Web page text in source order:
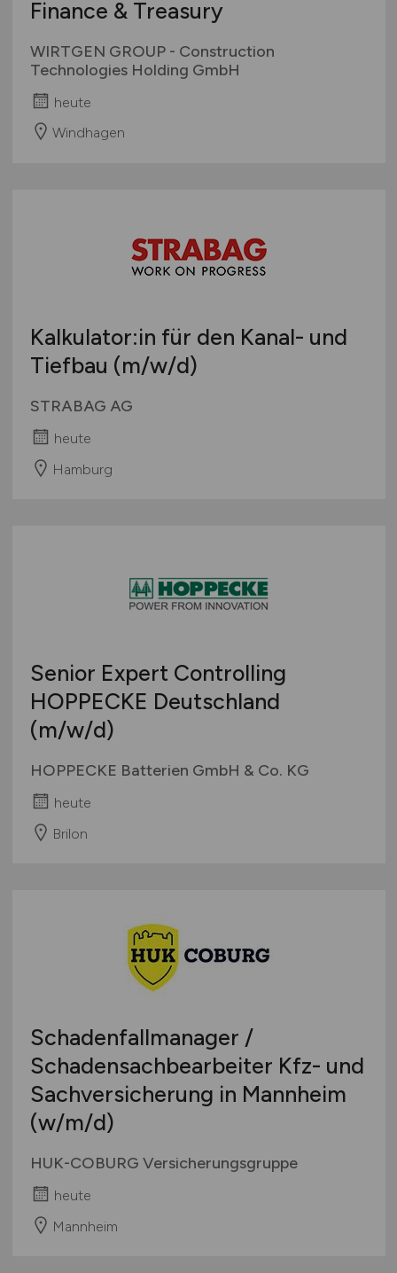
Finance & Treasury
WIRTGEN GROUP - Construction
Technologies Holding GmbH
heute
Windhagen
Kalkulator:in für den Kanal- und
Tiefbau (m/w/d)
STRABAG AG
heute
Hamburg
Senior Expert Controlling
HOPPECKE Deutschland
(m/w/d)
HOPPECKE Batterien GmbH & Co. KG
heute
Brilon
Schadenfallmanager /
Schadensachbearbeiter Kfz- und
Sachversicherung in Mannheim
(w/m/d)
HUK-COBURG Versicherungsgruppe
heute
Mannheim